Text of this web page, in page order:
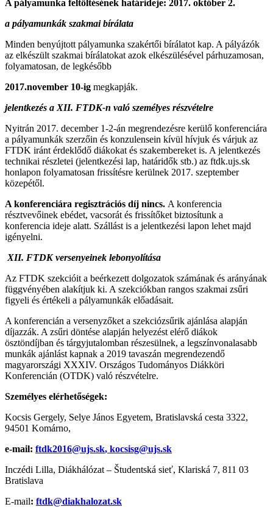
A pályamunka feltöltésének határideje: 2017. október 2.
a pályamunkák szakmai bírálata
Minden benyújtott pályamunka szakértői bírálatot kap. A pályázók
az elkészült szakmai bírálatokat azok elkészülésével párhuzamosan,
folyamatosan, de legkésőbb
2017.november 10-ig megkapják.
jelentkezés a XII. FTDK-n való személyes részvételre
Nyitrán 2017. december 1-2-án megrendezésre kerülő konferenciára
a pályamunkák szerzőin és konzulensein kívül hívjuk és várjuk az
FTDK iránt érdeklődő diákokat és szakembereket is. A jelentkezés
technikai részletei (jelentkezési lap, határidők stb.) az ftdk.ujs.sk
honlapon folyamatosan frissítésre kerülnek 2017. szeptember
közepétől.
A konferenciára regisztrációs díj nincs. A konferencia
résztvevőinek ebédet, vacsorát és frissítőket biztosítunk a
konferencia ideje alatt. Szállást is a jelentkezési lapon lehet majd
igényelni.
XII. FTDK versenyeinek lebonyolítása
Az FTDK szekcióit a beérkezett dolgozatok számának és arányának
függvényében alakítjuk ki. A szekciókban rangos szakmai zsűri
figyeli és értékeli a pályamunkák előadásait.
A konferencián a versenyzőket a szekciózsűrik ajánlása alapján
díjazzák. A zsűri döntése alapján helyezést elérő diákok
ösztöndíjban és tárgyjutalomban részesülnek, a legszínvonalasabb
munkák ajánlást kapnak a 2019 tavaszán megrendezendő
magyarországi XXXIV. Országos Tudományos Diákköri
Konferencián (OTDK) való részvételre.
Személyes elérhetőségek:
Kocsis Gergely, Selye János Egyetem, Bratislavská cesta 3322,
94501 Komárno,
e-mail: ftdk2016@ujs.sk, kocsisg@ujs.sk
Inczédi Lilla, Diákhálózat – Študentská sieť, Klariská 7, 811 03
Bratislava
E-mail: ftdk@diakhalozat.sk